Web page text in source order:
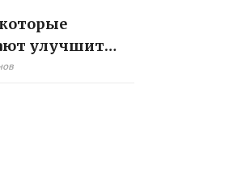
улучшить
советы